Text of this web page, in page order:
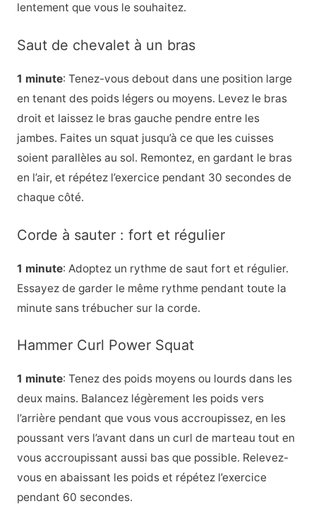
lentement que vous le souhaitez.
Saut de chevalet à un bras
1 minute: Tenez-vous debout dans une position large
en tenant des poids légers ou moyens. Levez le bras
droit et laissez le bras gauche pendre entre les
jambes. Faites un squat jusqu’à ce que les cuisses
soient parallèles au sol. Remontez, en gardant le bras
en l’air, et répétez l’exercice pendant 30 secondes de
chaque côté.
Corde à sauter : fort et régulier
1 minute: Adoptez un rythme de saut fort et régulier.
Essayez de garder le même rythme pendant toute la
minute sans trébucher sur la corde.
Hammer Curl Power Squat
1 minute: Tenez des poids moyens ou lourds dans les
deux mains. Balancez légèrement les poids vers
l’arrière pendant que vous vous accroupissez, en les
poussant vers l’avant dans un curl de marteau tout en
vous accroupissant aussi bas que possible. Relevez-
vous en abaissant les poids et répétez l’exercice
pendant 60 secondes.